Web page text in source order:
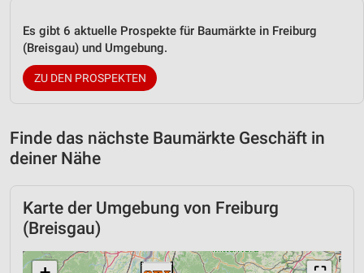
Es gibt 6 aktuelle Prospekte für Baumärkte in Freiburg
(Breisgau) und Umgebung.
ZU DEN PROSPEKTEN
Finde das nächste Baumärkte Geschäft in
deiner Nähe
Karte der Umgebung von Freiburg
(Breisgau)